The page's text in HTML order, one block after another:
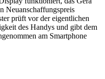
Neuanschaffungspreis
prüft vor der eigentlichen
des Handys und gibt dem
am Smartphone